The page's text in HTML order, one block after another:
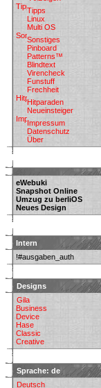
Tipps
Linux
Multi OS
Sonstiges
Pinboard
Patterns™
Blindtext
Virencheck
Funstuff
Frechheit
Hitparaden
Neueinsteiger
Impressum
Datenschutz
Über
eWebuki
Snapshot Online
Umzug zu berliOS
Neues Design
Intern
!#ausgaben_auth
Designs
Gila
Business
Device
Hase
Classic
Creative
Sprache: de
Deutsch